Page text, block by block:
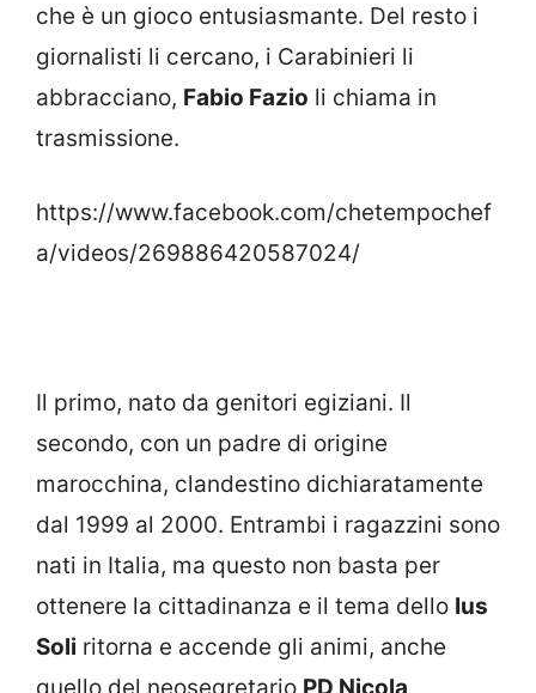
che è un gioco entusiasmante. Del resto i
giornalisti li cercano, i Carabinieri li
abbracciano, Fabio Fazio li chiama in
trasmissione.
https://www.facebook.com/chetempochef
a/videos/269886420587024/
Il primo, nato da genitori egiziani. Il
secondo, con un padre di origine
marocchina, clandestino dichiaratamente
dal 1999 al 2000. Entrambi i ragazzini sono
nati in Italia, ma questo non basta per
ottenere la cittadinanza e il tema dello Ius
Soli ritorna e accende gli animi, anche